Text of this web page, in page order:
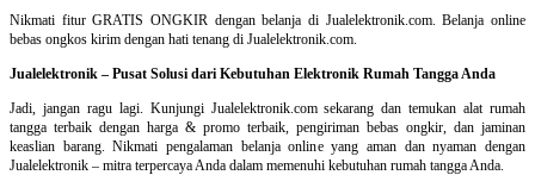
Nikmati fitur GRATIS ONGKIR dengan belanja di Jualelektronik.com. Belanja online
bebas ongkos kirim dengan hati tenang di Jualelektronik.com.
Jualelektronik – Pusat Solusi dari Kebutuhan Elektronik Rumah Tangga Anda
Jadi, jangan ragu lagi. Kunjungi Jualelektronik.com sekarang dan temukan alat rumah
tangga terbaik dengan harga & promo terbaik, pengiriman bebas ongkir, dan jaminan
keaslian barang. Nikmati pengalaman belanja online yang aman dan nyaman dengan
Jualelektronik – mitra terpercaya Anda dalam memenuhi kebutuhan rumah tangga Anda.